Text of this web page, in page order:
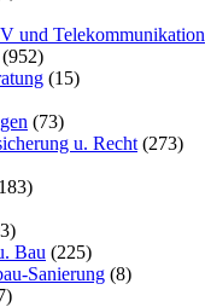
und Telekommunikation
(952)
(15)
(73)
u. Recht (273)
Bau (225)
Sanierung (8)